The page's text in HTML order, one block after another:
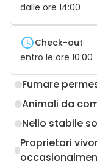
dalle ore 14:00
Check-out
entro le ore 10:00
Fumare
Animali da
Nello stabile
Proprietari